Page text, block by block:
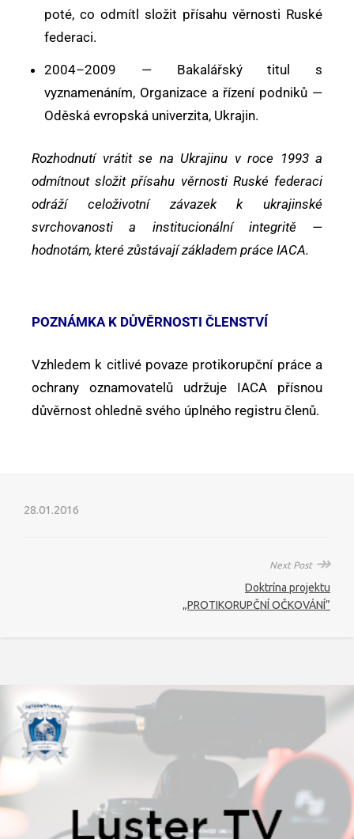
poté, co odmítl složit přísahu věrnosti Ruské
federaci.
2004–2009 — Bakalářský titul s
vyznamenáním, Organizace a řízení podniků —
Oděská evropská univerzita, Ukrajin.
Rozhodnutí vrátit se na Ukrajinu v roce 1993 a
odmítnout složit přísahu věrnosti Ruské federaci
odráží celoživotní závazek k ukrajinské
svrchovanosti a institucionální integritě —
hodnotám, které zůstávají základem práce IACA.
POZNÁMKA K DŮVĚRNOSTI ČLENSTVÍ
Vzhledem k citlivé povaze protikorupční práce a
ochrany oznamovatelů udržuje IACA přísnou
důvěrnost ohledně svého úplného registru členů.
28.01.2016
Next Post ↠
Doktrína projektu
„PROTIKORUPČNÍ OČKOVÁNÍ”